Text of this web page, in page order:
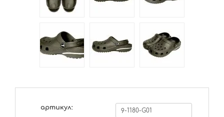
артикул: